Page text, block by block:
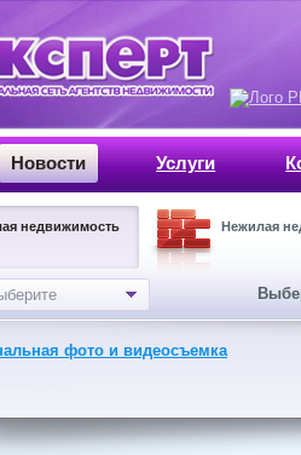
г.
Новости Услуги
недвижимость Нежилая